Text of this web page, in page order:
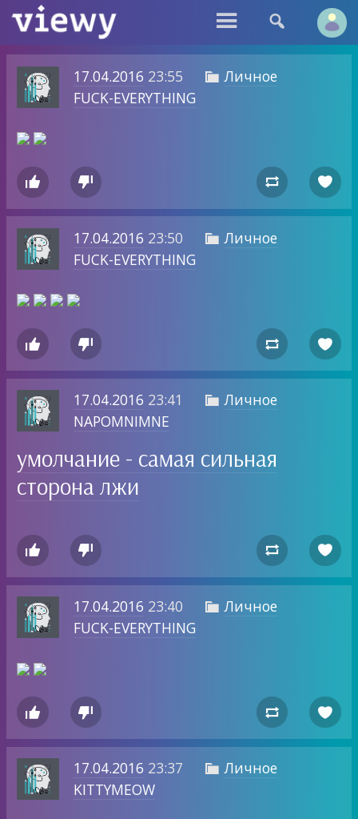
 
17.04.2016 23:55  Личное
FUCK-EVERYTHING
   
17.04.2016 23:50  Личное
FUCK-EVERYTHING
   
17.04.2016 23:41  Личное
NAPOMNIMNE
умолчание - самая сильная
сторона лжи
   
17.04.2016 23:40  Личное
FUCK-EVERYTHING
   
17.04.2016 23:37  Личное
KITTYMEOW